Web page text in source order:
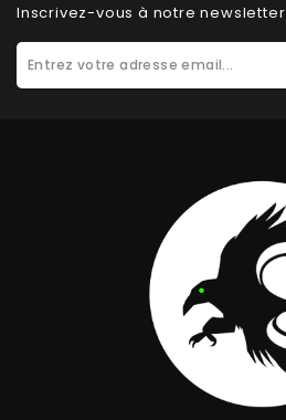
Inscrivez-vous à notre newsletter